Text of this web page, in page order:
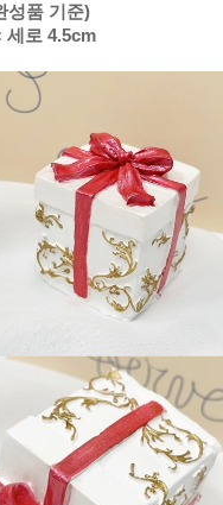
성품 기준)
세로 4.5cm